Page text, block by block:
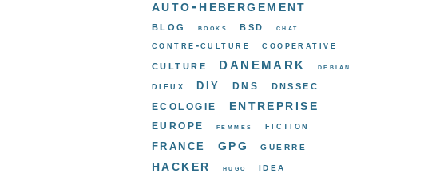
auto-hebergement
blog books bsd chat
contre-culture cooperative
culture danemark debian
dieux diy dns dnssec
ecologie entreprise
europe femmes fiction
france gpg guerre
hacker hugo idea